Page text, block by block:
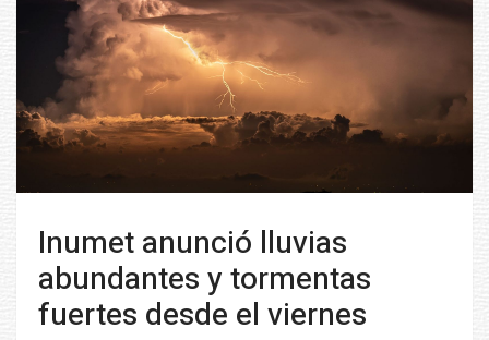
Inumet anunció lluvias
abundantes y tormentas
fuertes desde el viernes